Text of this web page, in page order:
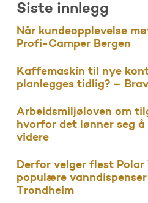
Siste innlegg
Når kundeopplevelse
Profi-Camper Bergen
Kaffemaskin til nye
planlegges tidlig? –
Arbeidsmiljøloven om
hvorfor det lønner seg
videre
Derfor velger flest
populære
Trondheim